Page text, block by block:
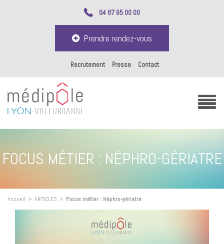
04 87 65 00 00
Prendre rendez-vous
Recrutement Presse Contact
FOCUS MÉTIER : NÉPHRO-GÉRIATRE
Accueil > ARTICLES > Focus métier : Néphro-gériatre